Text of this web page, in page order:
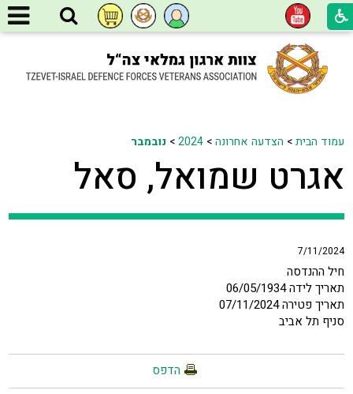
עמוד הבית> הצדעה אחרונה>
2024
>נובמבר
אגרט שמואל, סאל
7/11/2024
חיל ההנדסה
תאריך לידה 06/05/1934
תאריך פטירה 07/11/2024
סניף תל אביב
הדפס